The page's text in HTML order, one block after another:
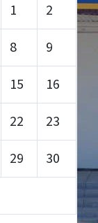
1 2
8 9
15 16
22 23
29 30